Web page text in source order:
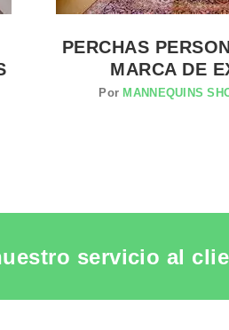
PERCHAS
MARCA DE
Por MANNEQUINS
servicio al